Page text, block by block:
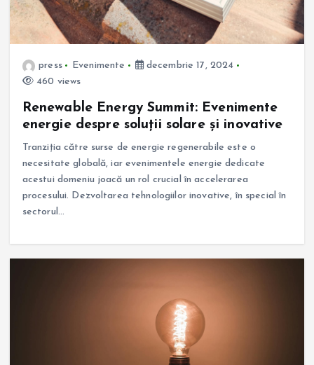
press Evenimente
decembrie 17, 2024
460 views
Renewable Energy Summit: Evenimente
energie despre soluții solare și inovative
Tranziția către surse de energie regenerabile este o
necesitate globală, iar evenimentele energie dedicate
acestui domeniu joacă un rol crucial în accelerarea
procesului. Dezvoltarea tehnologiilor inovative, în special în
sectorul…